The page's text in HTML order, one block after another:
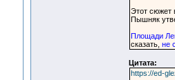
Этот сюжет
Пышняк
Площади
сказать, не
Цитата:
https://ed-